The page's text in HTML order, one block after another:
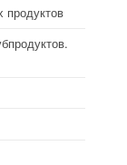
продуктов